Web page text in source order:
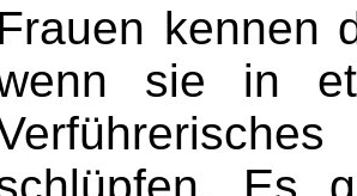
Frauen kennen
sie in
Es